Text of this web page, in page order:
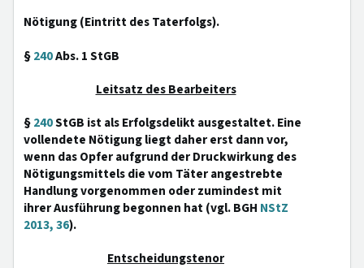
Nötigung (Eintritt des Taterfolgs).
§240Abs. 1 StGB
Leitsatz des Bearbeiters
§240StGB ist als Erfolgsdelikt ausgestaltet. Eine
vollendete Nötigung liegt daher erst dann vor,
wenn das Opfer aufgrund der Druckwirkung des
Nötigungsmittels die vom Täter angestrebte
Handlung vorgenommen oder zumindest mit
ihrer Ausführung begonnen hat (vgl. BGH NStZ
2013, 36).
Entscheidungstenor